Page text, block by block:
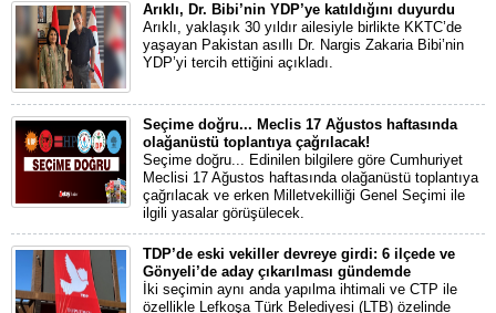
Arıklı, Dr. Bibi’nin YDP’ye katıldığını duyurdu
Arıklı, yaklaşık 30 yıldır ailesiyle birlikte KKTC’de
yaşayan Pakistan asıllı Dr. Nargis Zakaria Bibi’nin
YDP’yi tercih ettiğini açıkladı.
Seçime doğru... Meclis 17 Ağustos haftasında
olağanüstü toplantıya çağrılacak!
Seçime doğru... Edinilen bilgilere göre Cumhuriyet
Meclisi 17 Ağustos haftasında olağanüstü toplantıya
çağrılacak ve erken Milletvekilliği Genel Seçimi ile
ilgili yasalar görüşülecek.
TDP’de eski vekiller devreye girdi: 6 ilçede ve
Gönyeli’de aday çıkarılması gündemde
İki seçimin aynı anda yapılma ihtimali ve CTP ile
özellikle Lefkoşa Türk Belediyesi (LTB) özelinde